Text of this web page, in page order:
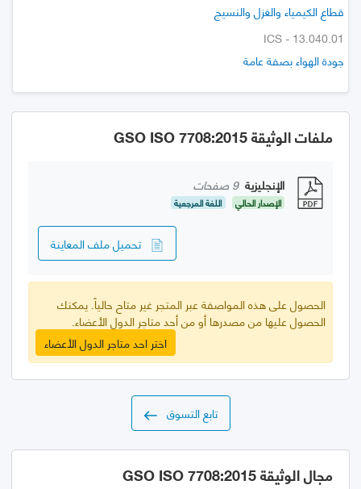
قطاع الكيمياء والغزل والنسيج
ICS - 13.040.01
جودة الهواء بصفة عامة
ملفات الوثيقة GSO ISO 7708:2015
الإنجليزية 9 صفحات
الإصدار الحالي اللغة المرجعية
تحميل ملف المعاينة
الحصول على هذه المواصفة عبر المتجر غير متاح حالياً. يمكنك
الحصول عليها من مصدرها أو من أحد متاجر الدول الأعضاء.
اختر احد متاجر الدول الأعضاء
تابع التسوق
مجال الوثيقة GSO ISO 7708:2015